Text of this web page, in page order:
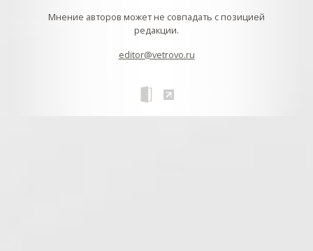
Мнение авторов может не совпадать с позицией
редакции.
editor@vetrovo.ru